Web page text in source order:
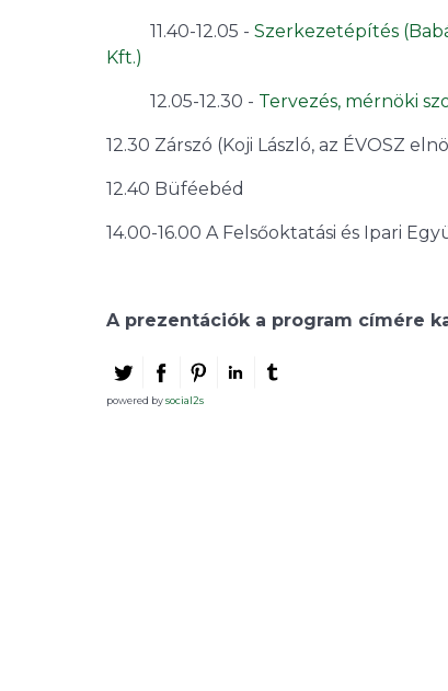
11.40-12.05 - Szerkezetépítés
Kft.)
12.05-12.30 - Tervezés, mérnöki
12.30 Zárszó (Koji László, az ÉVOSZ
12.40 Büféebéd
14.00-16.00 A Felsőoktatási és Ipari
A prezentációk a program címére
powered bysocial2s